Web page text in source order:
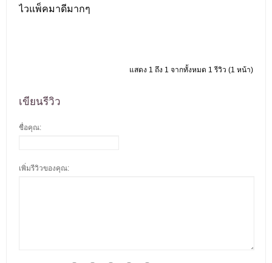
ไวแพ็คมาดีมากๆ
แสดง 1 ถึง 1 จากทั้งหมด 1 รีวิว (1 หน้า)
เขียนรีวิว
ชื่อคุณ:
เพิ่มรีวิวของคุณ: